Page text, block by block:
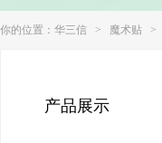
你的位置： 华三信 > 魔术贴 >
产品展示